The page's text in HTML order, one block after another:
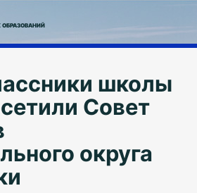
школы
Совет
округа